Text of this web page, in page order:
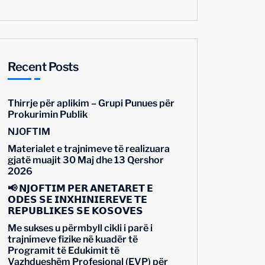
Recent Posts
Thirrje për aplikim – Grupi Punues për
Prokurimin Publik
NJOFTIM
Materialet e trajnimeve të realizuara
gjatë muajit 30 Maj dhe 13 Qershor
2026
📢 𝗡𝗝𝗢𝗙𝗧𝗜𝗠 𝗣𝗘̈𝗥 𝗔𝗡𝗘̈𝗧𝗔𝗥𝗘̈𝗧 𝗘
𝗢𝗗𝗘̈𝗦 𝗦𝗘̈ 𝗜𝗡𝗫𝗛𝗜𝗡𝗜𝗘𝗥𝗘̈𝗩𝗘 𝗧𝗘̈
𝗥𝗘𝗣𝗨𝗕𝗟𝗜𝗞𝗘̈𝗦 𝗦𝗘̈ 𝗞𝗢𝗦𝗢𝗩𝗘̈𝗦
Me sukses u përmbyll cikli i parë i
trajnimeve fizike në kuadër të
Programit të Edukimit të
Vazhdueshëm Profesional (EVP) për